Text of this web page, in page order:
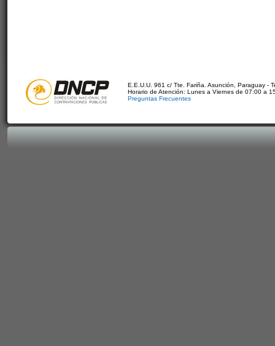
E.E.U.U. 961 c/ Tte. Fariña. Asunción, Paraguay -
Horario de Atención: Lunes a Viernes de 07:00 a
Preguntas Frecuentes